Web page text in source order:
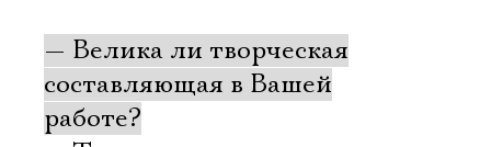
— Велика ли творческая
составляющая в Вашей
работе?